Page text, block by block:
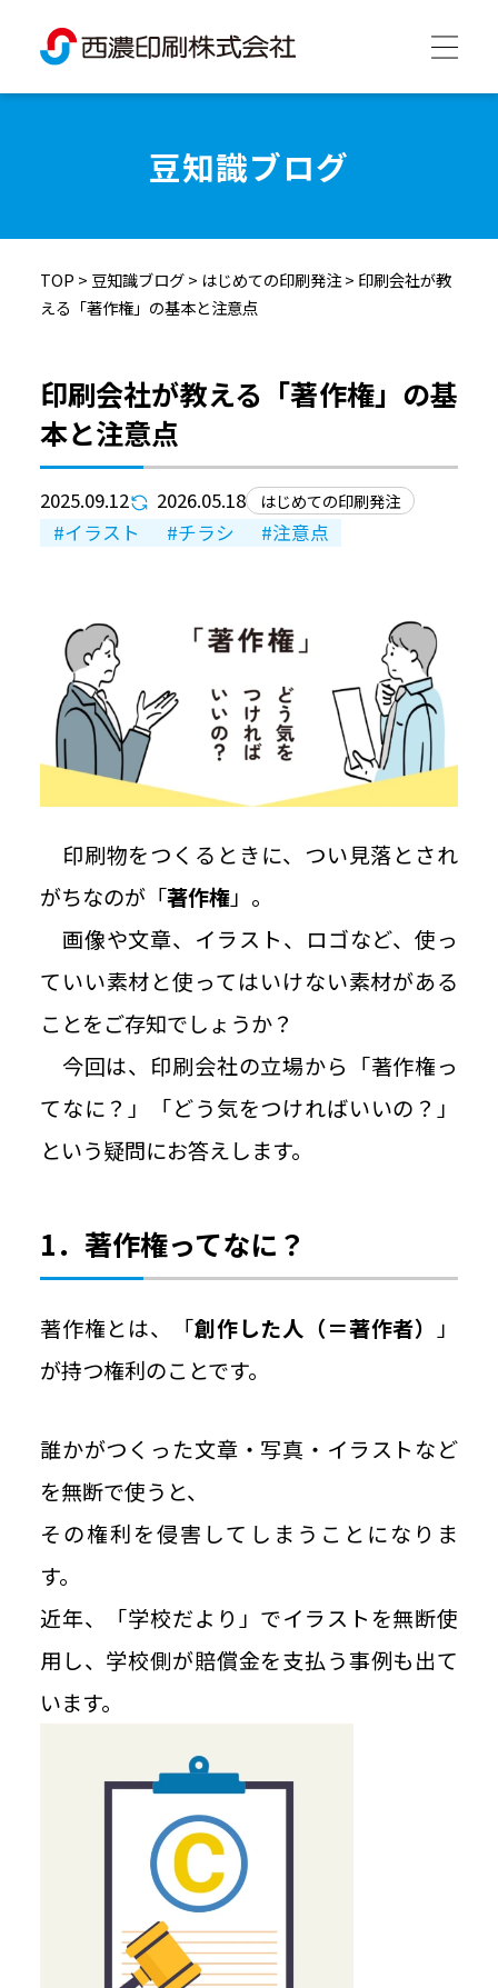
制作実績
採用情報
豆知識ブログ
個人情報保護方針
情報セキュリティ基本方針
ご利用規約
豆知識ブログ
TOP > 豆知識ブログ> はじめての印刷発注> 印刷会社が教
える「著作権」の基本と注意点
印刷会社が教える「著作権」の基
本と注意点
2025.09.12 2026.05.18 はじめての印刷発注
イラスト チラシ 注意点
印刷物をつくるときに、つい見落とされ
がちなのが「著作権」。
画像や文章、イラスト、ロゴなど、使っ
ていい素材と使ってはいけない素材がある
ことをご存知でしょうか？
今回は、印刷会社の立場から「著作権っ
てなに？」「どう気をつければいいの？」
という疑問にお答えします。
1．著作権ってなに？
著作権とは、「創作した人（＝著作者）」
が持つ権利のことです。
誰かがつくった文章・写真・イラストなど
を無断で使うと、
その権利を侵害してしまうことになりま
す。
近年、「学校だより」でイラストを無断使
用し、学校側が賠償金を支払う事例も出て
います。